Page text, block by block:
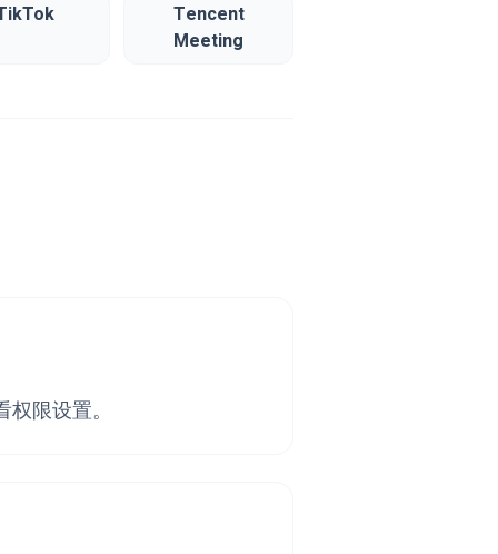
Tencent
Meeting
限设置。